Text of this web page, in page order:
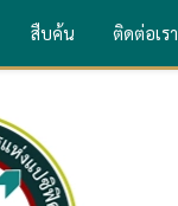
สืบค้น ติดต่อเรา